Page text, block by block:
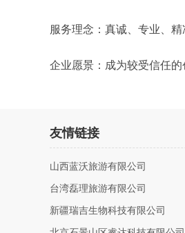
服务理念：真诚、专业、
企业愿景：成为较受信任
友情链接
山西蓝沃旅游有限公司
台湾磊理旅游有限公司
新疆瑞吉生物科技有限公司